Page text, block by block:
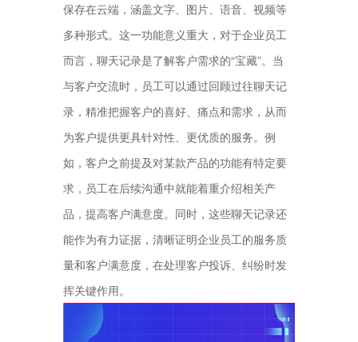
保存在云端，涵盖文字、图片、语音、视频等
多种形式。这一功能意义重大，对于企业员工
而言，聊天记录是了解客户需求的“宝藏”。当
与客户交流时，员工可以通过回顾过往聊天记
录，精准把握客户的喜好、痛点和需求，从而
为客户提供更具针对性、更优质的服务。例
如，客户之前提及对某款产品的功能有特定要
求，员工在后续沟通中就能着重介绍相关产
品，提高客户满意度。同时，这些聊天记录还
能作为有力证据，清晰证明企业员工的服务质
量和客户满意度，在处理客户投诉、纠纷时发
挥关键作用。